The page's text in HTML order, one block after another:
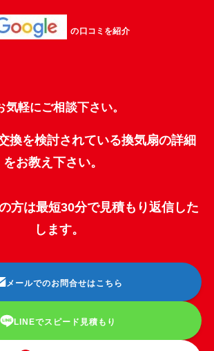
の口コミを紹介
気軽にご相談下さい。
換を検討されている換気扇の詳細
をお教え下さい。
方は最短30分で見積もり返信した
します。
メールでのお問合せはこちら
LINEでスピード見積もり